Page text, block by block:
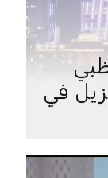
نزيل في